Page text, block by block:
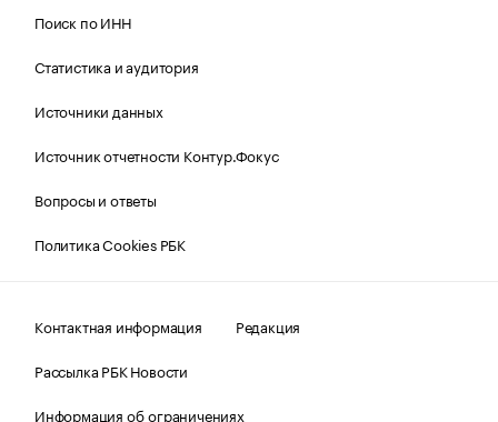
Поиск по ИНН
Статистика и аудитория
Источники данных
Источник отчетности Контур.Фокус
Вопросы и ответы
Политика Cookies РБК
Контактная информация
Редакция
Рассылка РБК Новости
Информация об ограничениях